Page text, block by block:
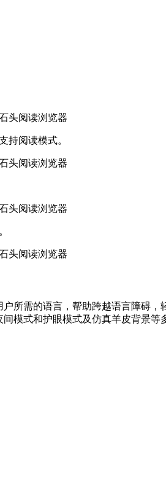
持阅读模式。
所需的语言，帮助跨越语言障碍
模式和护眼模式及仿真羊皮背景